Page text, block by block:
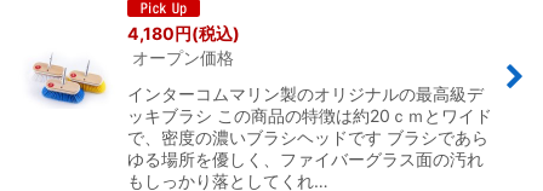
4,180円(税込)
オープン価格
インターコムマリン製のオリジナルの最高級デ
ッキブラシ この商品の特徴は約20ｃｍとワイド
で、密度の濃いブラシヘッドです ブラシであら
ゆる場所を優しく、ファイバーグラス面の汚れ
もしっかり落としてくれ…